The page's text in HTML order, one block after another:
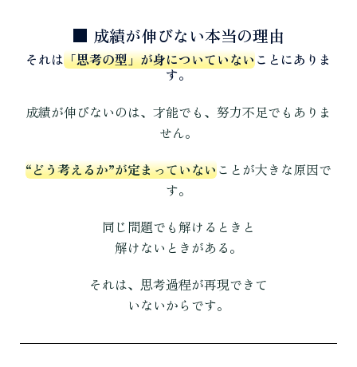
■ 成績が伸びない本当の理由
それは「思考の型」が身についていないことにありま
す。
成績が伸びないのは、才能でも、努力不足でもありま
せん。
“どう考えるか”が定まっていないことが大きな原因で
す。
同じ問題でも解けるときと
解けないときがある。
それは、思考過程が再現できて
いないからです。